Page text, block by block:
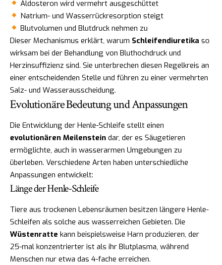
Aldosteron wird vermehrt ausgeschüttet
Natrium- und Wasserrückresorption steigt
Blutvolumen und Blutdruck nehmen zu
Dieser Mechanismus erklärt, warum Schleifendiuretika so
wirksam bei der Behandlung von Bluthochdruck und
Herzinsuffizienz sind. Sie unterbrechen diesen Regelkreis an
einer entscheidenden Stelle und führen zu einer vermehrten
Salz- und Wasserausscheidung.
Evolutionäre Bedeutung und Anpassungen
Die Entwicklung der Henle-Schleife stellt einen
evolutionären Meilenstein dar, der es Säugetieren
ermöglichte, auch in wasserarmen Umgebungen zu
überleben. Verschiedene Arten haben unterschiedliche
Anpassungen entwickelt:
Länge der Henle-Schleife
Tiere aus trockenen Lebensräumen besitzen längere Henle-
Schleifen als solche aus wasserreichen Gebieten. Die
Wüstenratte kann beispielsweise Harn produzieren, der
25-mal konzentrierter ist als ihr Blutplasma, während
Menschen nur etwa das 4-fache erreichen.